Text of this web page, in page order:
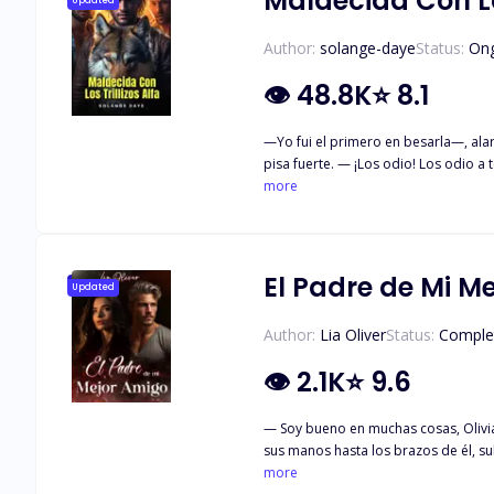
Author: solange-dayeStatus:
👁 48.8K⭐8.1
—Yo fui el primero en besarla—, alardea Bryce. —Yo la llamo virginidad—, grita Ace en voz alta. —Ella me amará primero—, responde Chris
pisa fuerte. — ¡Los odio! Los odio a todos. Erica se encuentra sin hogar y sin familia después de que sus padres sean expulsados de la Manada del Oeste.
única opción que se le presenta. Ir
more
Updated El Padre de Mi
Author: Lia OliverStatus:
👁 2.1K⭐ 9.6
— Soy bueno en muchas cosas, Olivia… — Las
sus manos hasta los brazos de él,
del mayor, acercándolo a ella solo para sentir su
more